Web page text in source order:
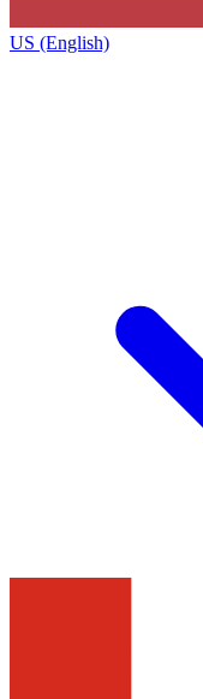
US (English)